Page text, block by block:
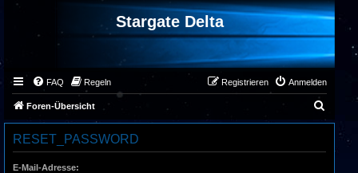
Stargate Delta
FAQ Regeln Anmelden
Registrieren
Foren-Übersicht
u
RESET_PASSWORD
E-Mail-Adresse: